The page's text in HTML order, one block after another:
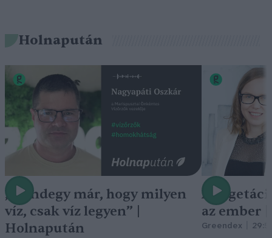
Holnapután
„Mindegy már, hogy milyen
víz, csak víz legyen” |
Holnapután
A
az ember
Greendex